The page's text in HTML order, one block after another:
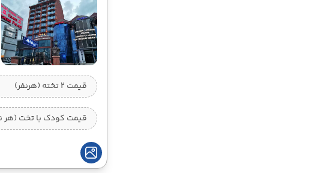
قیمت 2 تخته (هرنفر)
قیمت کودک با تخت (هر